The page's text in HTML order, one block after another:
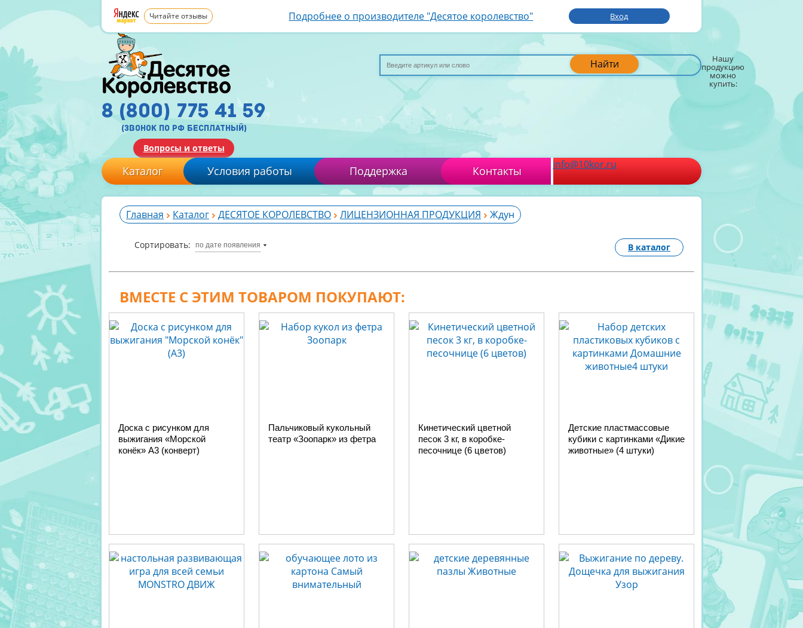
Читайте отзывы Подробнее о производителе "Десятое королевство" Вход
Найти Нашу
продукцию
можно
купить:
8 (800) 775 41 59
(звонок по рф бесплатный)
Вопросы и ответы
Каталог Условия работы Поддержка Контакты info@10kor.ru
Главная Каталог ДЕСЯТОЕ КОРОЛЕВСТВО ЛИЦЕНЗИОННАЯ ПРОДУКЦИЯ Ждун
Сортировать: по дате появления В каталог
ВМЕСТЕ С ЭТИМ ТОВАРОМ ПОКУПАЮТ:
Доска с рисунком для
выжигания «Морской
конёк» А3 (конверт)
Пальчиковый кукольный
театр «Зоопарк» из фетра
Кинетический цветной
песок 3 кг, в коробке-
песочнице (6 цветов)
Детские пластмассовые
кубики с картинками «Дикие
животные» (4 штуки)